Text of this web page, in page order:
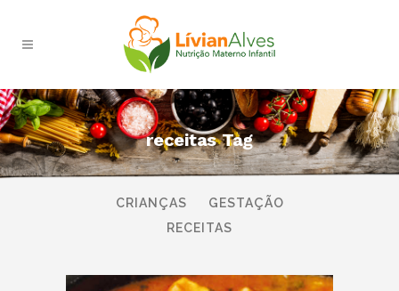
receitas Tag
TODAS AMAMENTAÇÃO
BEBÊS
CRIANÇAS
GESTAÇÃO
RECEITAS